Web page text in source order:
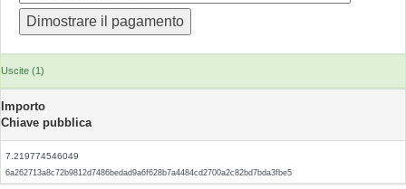
Uscite (1)
Importo
Chiave pubblica
7.219774546049
6a262713a8c72b9812d7486bedad9a6f628b7a4484cd2700a2c82bd7bda3fbe5